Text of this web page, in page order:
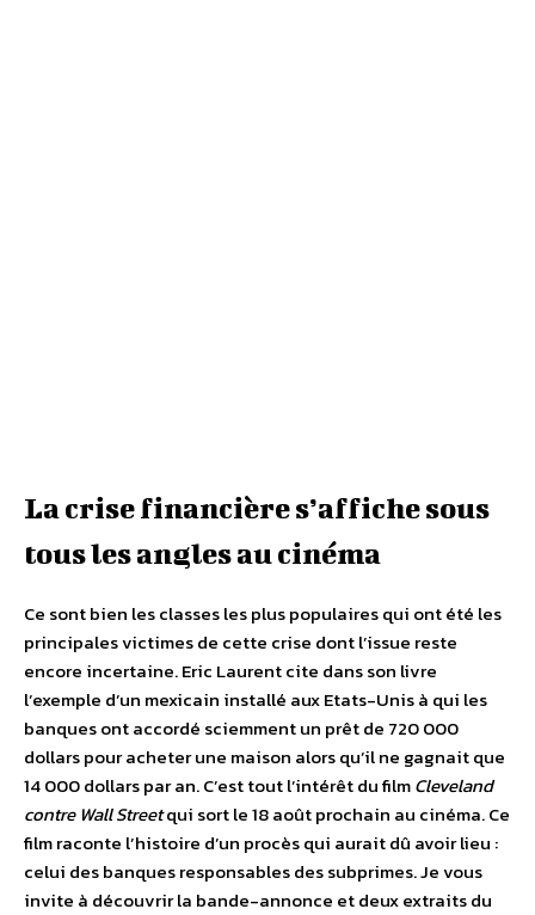
La crise financière s’affiche sous
tous les angles au cinéma
Ce sont bien les classes les plus populaires qui ont été les
principales victimes de cette crise dont l’issue reste
encore incertaine. Eric Laurent cite dans son livre
l’exemple d’un mexicain installé aux Etats-Unis à qui les
banques ont accordé sciemment un prêt de 720 000
dollars pour acheter une maison alors qu’il ne gagnait que
14 000 dollars par an. C’est tout l’intérêt du filmCleveland
contre Wall Streetqui sort le 18 août prochain au cinéma. Ce
film raconte l’histoire d’un procès qui aurait dû avoir lieu :
celui des banques responsables des subprimes. Je vous
invite à découvrir la bande-annonce et deux extraits du